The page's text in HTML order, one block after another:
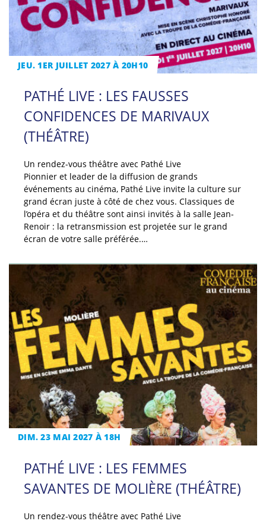
JEU. 1ER JUILLET 2027 À 20H10
PATHÉ LIVE : LES FAUSSES
CONFIDENCES DE MARIVAUX
(THÉÂTRE)
Un rendez-vous théâtre avec Pathé Live
Pionnier et leader de la diffusion de grands
événements au cinéma, Pathé Live invite la culture sur
grand écran juste à côté de chez vous. Classiques de
l’opéra et du théâtre sont ainsi invités à la salle Jean-
Renoir : la retransmission est projetée sur le grand
écran de votre salle préférée.…
DIM. 23 MAI 2027 À 18H
PATHÉ LIVE : LES FEMMES
SAVANTES DE MOLIÈRE (THÉÂTRE)
Un rendez-vous théâtre avec Pathé Live